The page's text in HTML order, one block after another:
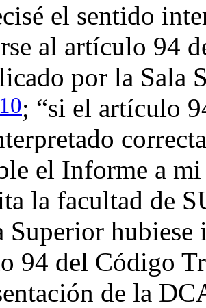
el sentido
al artículo 94
por la Sala
10; “si el artículo
el Informe a mi
la facultad de
Superior hubiese
94 del Código
de la